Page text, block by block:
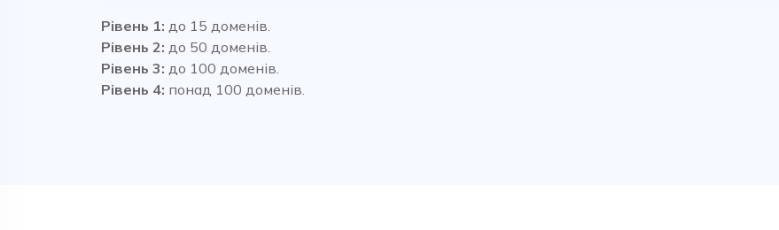
Рівень 1: до 15 доменів.
Рівень 2: до 50 доменів.
Рівень 3: до 100 доменів.
Рівень 4: понад 100 доменів.